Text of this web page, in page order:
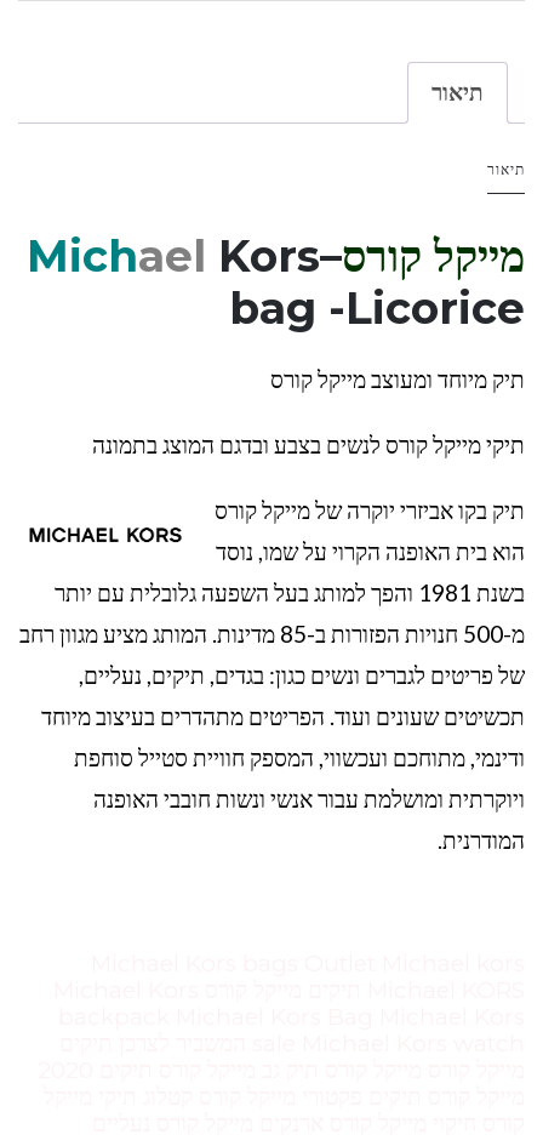
תיאור
תיאור
מייקל קורס–
Michael Kors
bag -Licorice
תיק מיוחד ומעוצב מייקל קורס
תיקי מייקל קורס לנשים בצבע ובדגם המוצג בתמונה
תיק בקו אביזרי יוקרה של מייקל קורס
הוא בית האופנה הקרוי על שמו, נוסד
בשנת 1981 והפך למותג בעל השפעה גלובלית עם יותר
מ-500 חנויות הפזורות ב-85 מדינות. המותג מציע מגוון רחב
של פריטים לגברים ונשים כגון: בגדים, תיקים, נעליים,
תכשיטים שעונים ועוד. הפריטים מתהדרים בעיצוב מיוחד
ודינמי, מתוחכם ועכשווי, המספק חוויית סטייל סוחפת
ויוקרתית ומושלמת עבור אנשי ונשות חובבי האופנה
המודרנית.